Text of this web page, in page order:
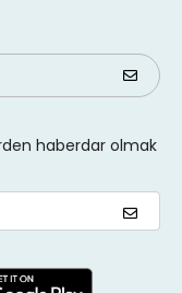
haberdar olmak